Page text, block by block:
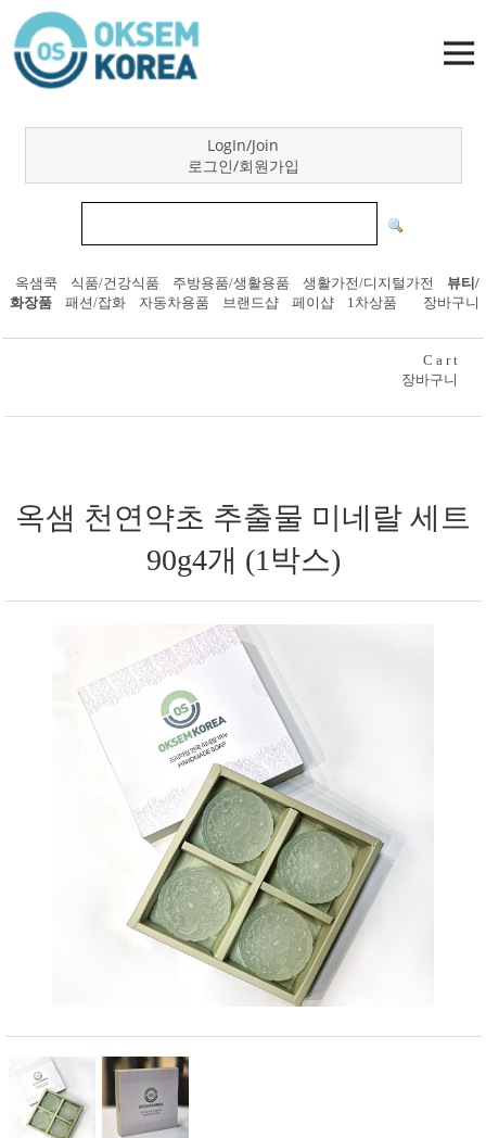
LogIn/Join
로그인/회원가입
옥샘쿡 식품/건강식품 주방용품/생활용품 생활가전/디지털가전
뷰티/
화장품
패션/잡화 자동차용품 브랜드샵 페이샵 1차상품 장바구니
C a r t
장바구니
옥샘 천연약초 추출물 미네랄 세트
90g4개 (1박스)